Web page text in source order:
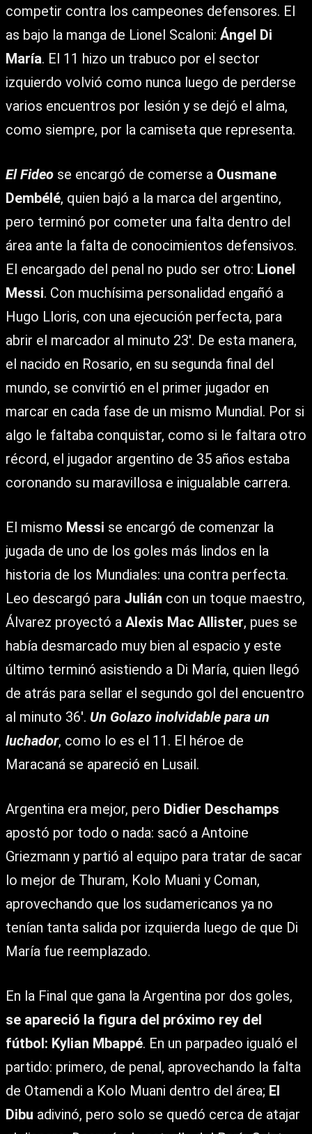
competir contra los campeones defensores. El
as bajo la manga de Lionel Scaloni: Ángel Di
María. El 11 hizo un trabuco por el sector
izquierdo volvió como nunca luego de perderse
varios encuentros por lesión y se dejó el alma,
como siempre, por la camiseta que representa.
El Fideo se encargó de comerse a Ousmane
Dembélé, quien bajó a la marca del argentino,
pero terminó por cometer una falta dentro del
área ante la falta de conocimientos defensivos.
El encargado del penal no pudo ser otro: Lionel
Messi. Con muchísima personalidad engañó a
Hugo Lloris, con una ejecución perfecta, para
abrir el marcador al minuto 23′. De esta manera,
el nacido en Rosario, en su segunda final del
mundo, se convirtió en el primer jugador en
marcar en cada fase de un mismo Mundial. Por si
algo le faltaba conquistar, como si le faltara otro
récord, el jugador argentino de 35 años estaba
coronando su maravillosa e inigualable carrera.
El mismo Messi se encargó de comenzar la
jugada de uno de los goles más lindos en la
historia de los Mundiales: una contra perfecta.
Leo descargó para Julián con un toque maestro,
Álvarez proyectó a Alexis Mac Allister, pues se
había desmarcado muy bien al espacio y este
último terminó asistiendo a Di María, quien llegó
de atrás para sellar el segundo gol del encuentro
al minuto 36′. Un Golazo inolvidable para un
luchador, como lo es el 11. El héroe de
Maracaná se apareció en Lusail.
Argentina era mejor, pero Didier Deschamps
apostó por todo o nada: sacó a Antoine
Griezmann y partió al equipo para tratar de sacar
lo mejor de Thuram, Kolo Muani y Coman,
aprovechando que los sudamericanos ya no
tenían tanta salida por izquierda luego de que Di
María fue reemplazado.
En la Final que gana la Argentina por dos goles,
se apareció la figura del próximo rey del
fútbol: Kylian Mbappé. En un parpadeo igualó el
partido: primero, de penal, aprovechando la falta
de Otamendi a Kolo Muani dentro del área; El
Dibu adivinó, pero solo se quedó cerca de atajar